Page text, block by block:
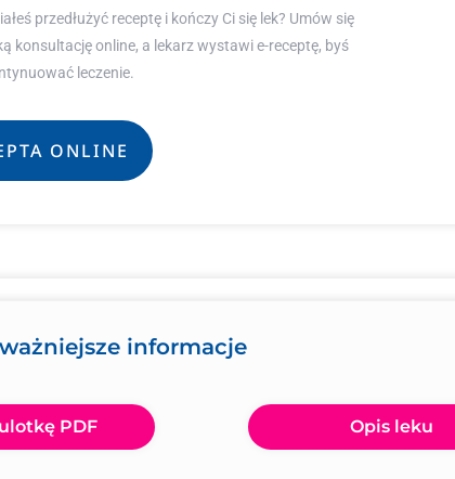
przedłużyć receptę i kończy Ci się lek? Umów się
konsultację online, a lekarz wystawi e-receptę, byś
leczenie.
ONLINE
informacje
PDF Opis leku